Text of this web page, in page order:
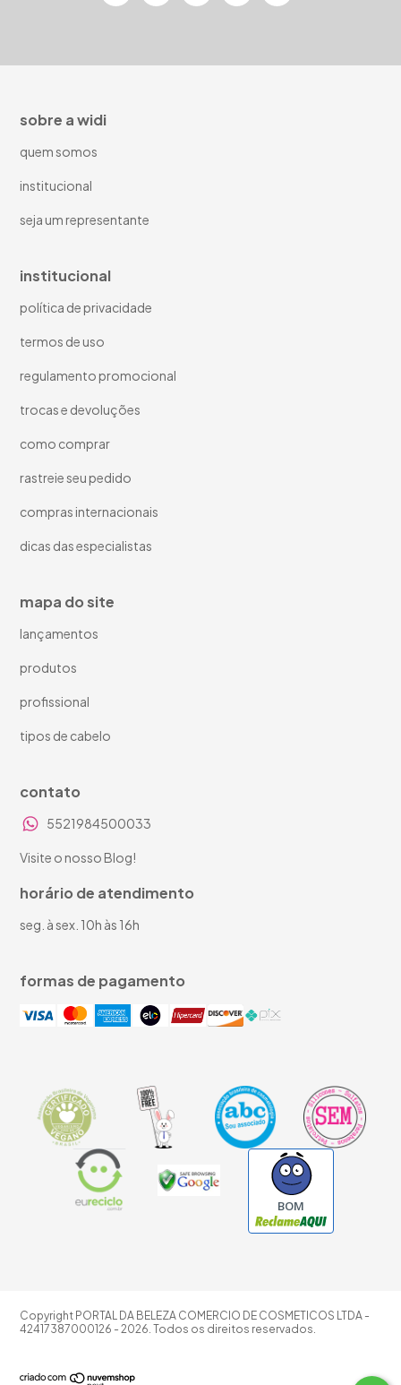
sobre a widi
quem somos
institucional
seja um representante
institucional
política de privacidade
termos de uso
regulamento promocional
trocas e devoluções
como comprar
rastreie seu pedido
compras internacionais
dicas das especialistas
mapa do site
lançamentos
produtos
profissional
tipos de cabelo
contato
5521984500033
Visite o nosso Blog!
horário de atendimento
seg. à sex. 10h às 16h
formas de pagamento
BOM
Copyright PORTAL DA BELEZA COMERCIO DE COSMETICOS LTDA -
42417387000126 - 2026. Todos os direitos reservados.